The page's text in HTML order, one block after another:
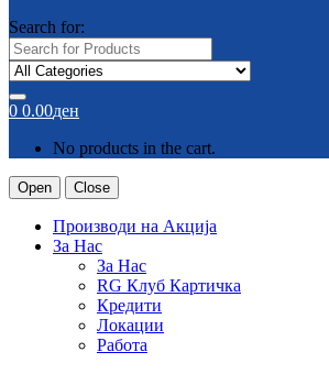
Search for:
0 0.00ден
No products in the cart.
Open Close
Производи на Акција
За Нас
За Нас
RG Клуб Картичка
Кредити
Локации
Работа